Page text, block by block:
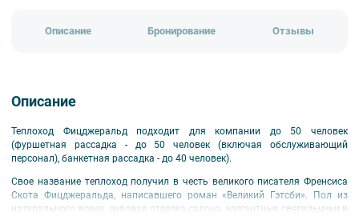
Описание Бронирование Отзывы
Описание
Теплоход Фицджеральд подходит для компании до 50 человек
(фуршетная рассадка - до 50 человек (включая обслуживающий
персонал), банкетная рассадка - до 40 человек).
Свое название теплоход получил в честь великого писателя Френсиса
Скота Фицджеральда, написавшего роман «Великий Гэтсби». Пол из
натурального ясеня, дубовая отделка салона, элегантные светильники в